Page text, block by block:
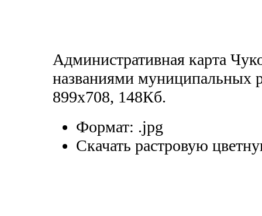
Административная карта
названиями муниципальных
899x708, 148Кб.
Формат: .jpg
Скачать растровую